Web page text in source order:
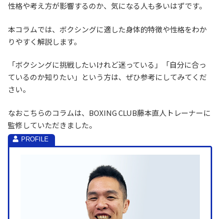
性格や考え方が影響するのか、気になる人も多いはずです。
本コラムでは、ボクシングに適した身体的特徴や性格をわか
りやすく解説します。
「ボクシングに挑戦したいけれど迷っている」「自分に合っ
ているのか知りたい」という方は、ぜひ参考にしてみてくだ
さい。
なおこちらのコラムは、BOXING CLUB藤本直人トレーナーに
監修していただきました。